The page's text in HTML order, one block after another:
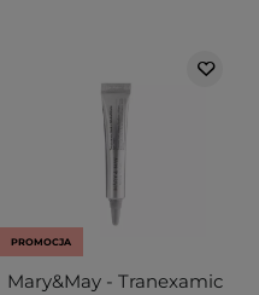
PROMOCJA
Mary&May - Tranexamic